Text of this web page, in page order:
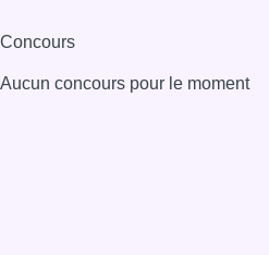
Concours
Aucun concours pour le moment